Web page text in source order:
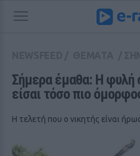
Σήμερα έμαθα: Η φυλή
είσαι τόσο πιο
Η τελετή που ο νικητής είναι